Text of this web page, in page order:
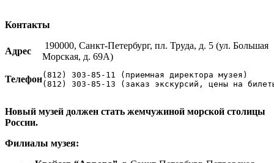
Контакты
Адрес
190000, Санкт-Петербург, пл. Труда, д. 5 (ул. Большая
Морская, д. 69A)
Телефон(812) 303-85-11 (приемная директора музея)
(812) 303-85-13 (заказ экскурсий, цены на
Новый музей должен стать жемчужиной морской столицы
России.
Филиалы музея: